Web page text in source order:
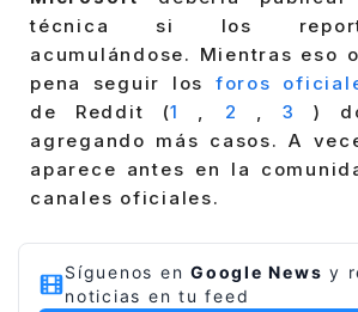
técnica si los
acumulándose. Mientras eso
pena seguir los foros
de Reddit (1 2 3 )
agregando más casos. A
aparece antes en la
canales oficiales.
Síguenos en Google News y
noticias en tu feed